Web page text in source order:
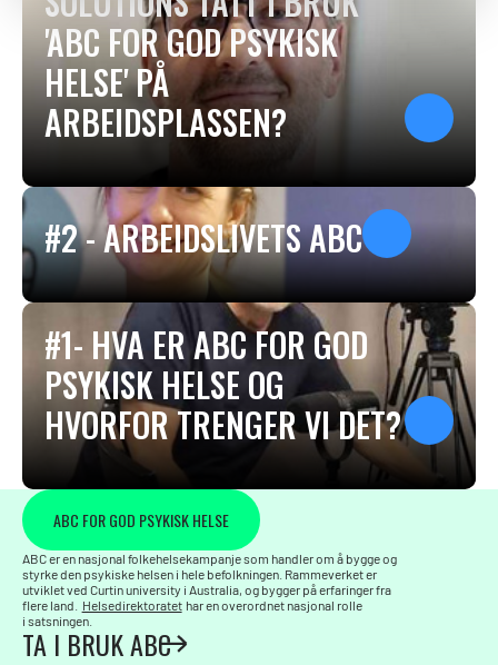
'ABC FOR GOD PSYKISK
HELSE' PÅ
ARBEIDSPLASSEN?
#2 - ARBEIDSLIVETS ABC
#1- HVA ER ABC FOR GOD
PSYKISK HELSE OG
HVORFOR TRENGER VI DET?
ABC FOR GOD PSYKISK HELSE
ABC er en nasjonal folkehelsekampanje som handler om å bygge og
styrke den psykiske helsen i hele befolkningen. Rammeverket er
utviklet ved Curtin university i Australia, og bygger på erfaringer fra
flere land.
Helsedirektoratet har en overordnet nasjonal rolle
i satsningen.
TA I BRUK ABC